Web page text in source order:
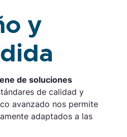
y
de soluciones
de calidad y
avanzado nos permite
adaptados a las